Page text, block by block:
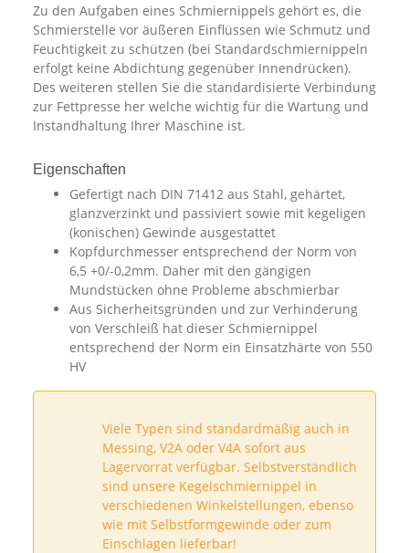
Zu den Aufgaben eines Schmiernippels gehört es, die
Schmierstelle vor äußeren Einflüssen wie Schmutz und
Feuchtigkeit zu schützen (bei Standardschmiernippeln
erfolgt keine Abdichtung gegenüber Innendrücken).
Des weiteren stellen Sie die standardisierte Verbindung
zur Fettpresse her welche wichtig für die Wartung und
Instandhaltung Ihrer Maschine ist.
Eigenschaften
Gefertigt nach DIN 71412 aus Stahl, gehärtet,
glanzverzinkt und passiviert sowie mit kegeligen
(konischen) Gewinde ausgestattet
Kopfdurchmesser entsprechend der Norm von
6,5 +0/-0,2mm. Daher mit den gängigen
Mundstücken ohne Probleme abschmierbar
Aus Sicherheitsgründen und zur Verhinderung
von Verschleiß hat dieser Schmiernippel
entsprechend der Norm ein Einsatzhärte von 550
HV
Viele Typen sind standardmäßig auch in
Messing, V2A oder V4A sofort aus
Lagervorrat verfügbar. Selbstverständlich
sind unsere Kegelschmiernippel in
verschiedenen Winkelstellungen, ebenso
wie mit Selbstformgewinde oder zum
Einschlagen lieferbar!